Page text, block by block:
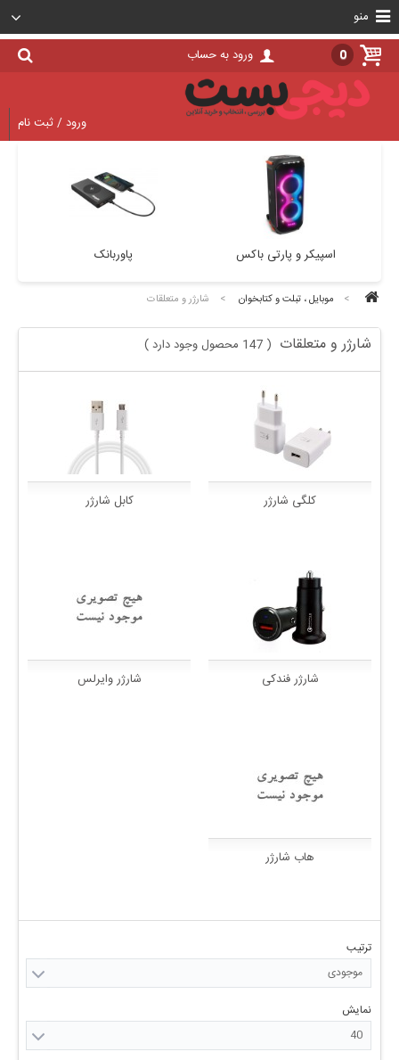
0 ورود به حساب
منو
ورود / ثبت نام
اسپیکر و پارتی باکس پایه نگهدارنده (هولدر)
> موبایل ، تبلت و کتابخوان > شارژر و متعلقات
شارژر و متعلقات ( 147 محصول وجود دارد )
کلگی شارژر کابل شارژر
شارژر فندکی شارژر وایرلس
هاب شارژر
ترتیب
موجودی
نمایش
40